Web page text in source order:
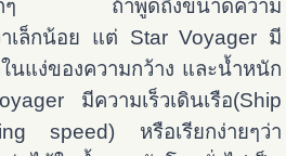
มากๆ ถ้าพูดถึงขนาดความ
าเล็กน้อย แต่ Star Voyager มี
นแง่ของความกว้าง และน้ำหนัก
มีความเร็วเดินเรือ(Ship
speed) หรือเรียกง่ายๆว่า